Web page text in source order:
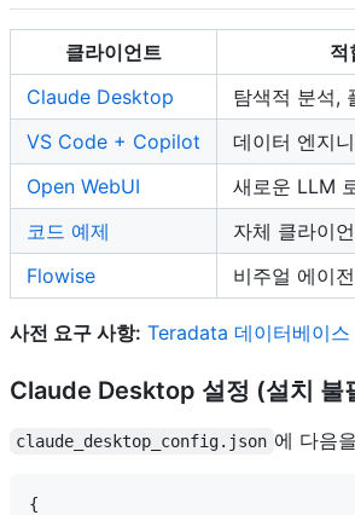
클라이언트 적
Claude Desktop
탐색적 분석,
VS Code + Copilot
데이터 엔지
Open WebUI
새로운 LLM
코드 예제
자체 클라이
Flowise
비주얼 에이
사전 요구 사항: Teradata 데이터베이스
Claude Desktop 설정 (설치 불
claude_desktop_config.json 에 다음
{